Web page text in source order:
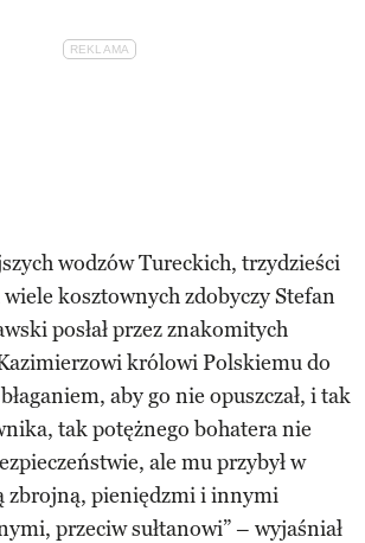
wodzów Tureckich, trzydzieści
wiele kosztownych zdobyczy Stefan
posłał przez znakomitych
królowi Polskiemu do
aby go nie opuszczał, i tak
tak potężnego bohatera nie
ale mu przybył w
zbrojną, pieniędzmi i innymi
przeciw sułtanowi” – wyjaśniał